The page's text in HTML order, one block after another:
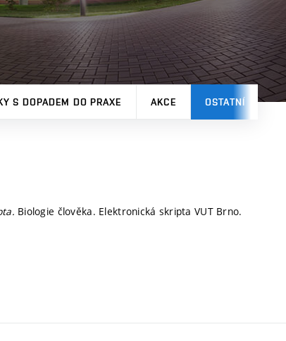
S DOPADEM DO PRAXE AKCE OSTATNÍ
Biologie člověka. Elektronická skripta VUT Brno.